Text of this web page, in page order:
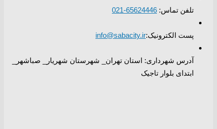
تلفن تماس: 65624446-021
پست الکترونیک:info@sabacity.ir
آدرس شهرداری: استان تهران_ شهرستان شهریار_ صباشهر_
ابتدای بلوار تاجیک